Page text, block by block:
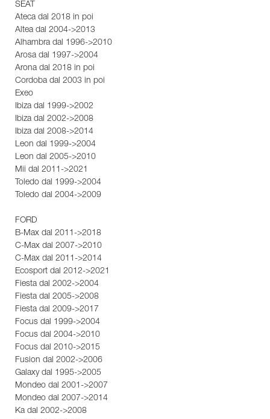
SEAT
Ateca dal 2018 in poi
Altea dal 2004->2013
Alhambra dal 1996->2010
Arosa dal 1997->2004
Arona dal 2018 in poi
Cordoba dal 2003 in poi
Exeo
Ibiza dal 1999->2002
Ibiza dal 2002->2008
Ibiza dal 2008->2014
Leon dal 1999->2004
Leon dal 2005->2010
Mii dal 2011->2021
Toledo dal 1999->2004
Toledo dal 2004->2009
FORD
B-Max dal 2011->2018
C-Max dal 2007->2010
C-Max dal 2011->2014
Ecosport dal 2012->2021
Fiesta dal 2002->2004
Fiesta dal 2005->2008
Fiesta dal 2009->2017
Focus dal 1999->2004
Focus dal 2004->2010
Focus dal 2010->2015
Fusion dal 2002->2006
Galaxy dal 1995->2005
Mondeo dal 2001->2007
Mondeo dal 2007->2014
Ka dal 2002->2008